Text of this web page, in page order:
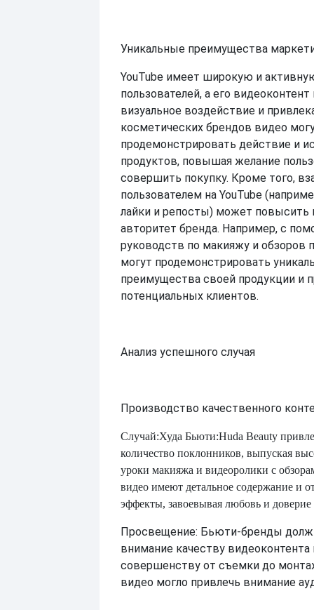
Уникальные преимущества
YouTube имеет широкую и
пользователей, а его
визуальное воздействие и
косметических брендов видео
продемонстрировать действие и
продуктов, повышая желание
совершить покупку. Кроме того,
пользователем на YouTube
лайки и репосты) может повысить
авторитет бренда. Например, с
руководств по макияжу и обзоров
могут продемонстрировать
преимущества своей продукции и
потенциальных клиентов.
Анализ успешного случая
Производство качественного
Случай:Худа Бьюти:Huda Beauty
количество поклонников, выпуская
уроки макияжа и видеоролики с
видео имеют детальное содержание и
эффекты, завоевывая любовь и доверие
Просвещение: Бьюти-бренды
внимание качеству
совершенству от съемки до
видео могло привлечь внимание